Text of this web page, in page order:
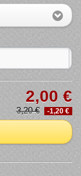
2,00 €
3,20 € -1,20 €